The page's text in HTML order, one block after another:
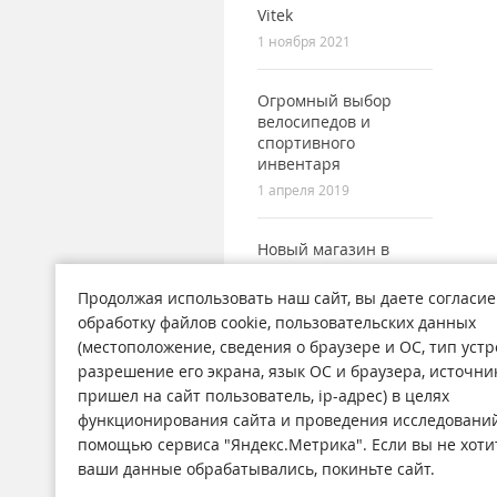
Vitek
1 ноября 2021
Огромный выбор
велосипедов и
спортивного
инвентаря
1 апреля 2019
Новый магазин в
городе Поронайск
7 сентября 2017
Магазины
О компании
Продолжая использовать наш сайт, вы даете
обработку файлов cookie, пользовательских данных
(местоположение, сведения о браузере и ОС, тип
разрешение его экрана, язык ОС и браузера,
пришел на сайт пользователь, ip-адрес) в целях
функционирования сайта и проведения
помощью сервиса "Яндекс.Метрика". Если вы не
ваши данные обрабатывались, покиньте сайт.